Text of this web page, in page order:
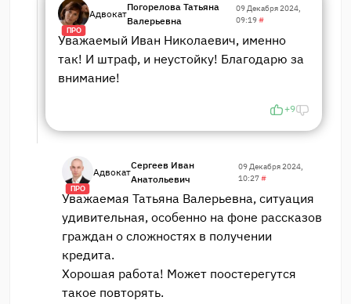
ПРО
Адвокат
Погорелова Татьяна
Валерьевна
09 Декабря 2024,
09:19#
Уважаемый Иван Николаевич, именно
так! И штраф, и неустойку! Благодарю за
внимание!
+9
ПРО
Адвокат
Сергеев Иван
Анатольевич
09 Декабря 2024,
10:27#
Уважаемая Татьяна Валерьевна, ситуация
удивительная, особенно на фоне рассказов
граждан о сложностях в получении
кредита.
Хорошая работа! Может поостерегутся
такое повторять.